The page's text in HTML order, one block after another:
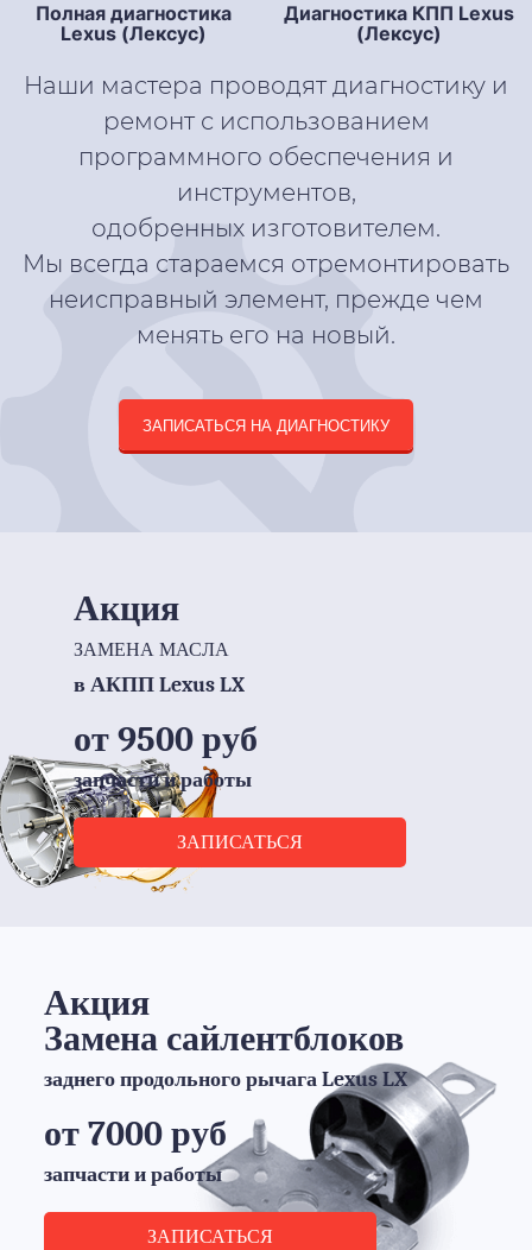
Полная диагностика
Lexus (Лексус)
Диагностика КПП Lexus
(Лексус)
Наши мастера проводят диагностику и
ремонт с использованием
программного обеспечения и
инструментов,
одобренных изготовителем.
Мы всегда стараемся отремонтировать
неисправный элемент, прежде чем
менять его на новый.
ЗАПИСАТЬСЯ НА ДИАГНОСТИКУ
Акция
ЗАМЕНА МАСЛА
в АКПП Lexus LX
от 9500 руб
запчасти и работы
ЗАПИСАТЬСЯ
Акция
Замена сайлентблоков
заднего продольного рычага Lexus LX
от 7000 руб
запчасти и работы
ЗАПИСАТЬСЯ